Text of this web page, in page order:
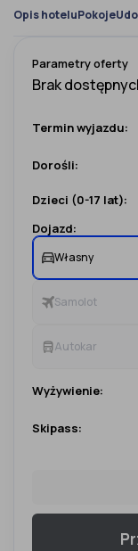
Opis hoteluPokoje
Parametry oferty
Termin wyjazdu:
Dorośli:
Dzieci (0-17 lat):
Dojazd:
Własny
Samolot
Autokar
Wyżywienie:
Skipass: